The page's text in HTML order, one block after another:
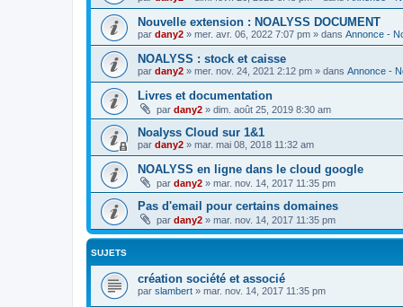
Nouvelle extension : NOALYSS DOCUMENT
par dany2 » mer. avr. 06, 2022 7:07 pm » dans Annonce -
NOALYSS : stock et caisse
par dany2 » mer. nov. 24, 2021 2:12 pm » dans Annonce -
Livres et documentation
par dany2 » dim. août 25, 2019 8:30 am
Noalyss Cloud sur 1&1
par dany2 » mar. mai 08, 2018 11:32 am
NOALYSS en ligne dans le cloud google
par dany2 » mar. nov. 14, 2017 11:35 pm
Pas d'email pour certains domaines
par dany2 » mar. nov. 14, 2017 11:35 pm
SUJETS
création société et associé
par slambert » mar. nov. 14, 2017 11:35 pm